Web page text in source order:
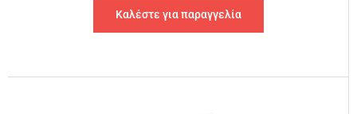
Καλέστε για παραγγελία